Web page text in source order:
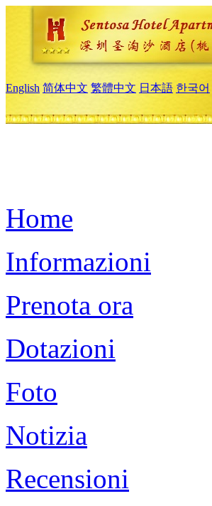
English 简体中文 繁體中文 日本語 한국어
Home
Informazioni
Prenota ora
Dotazioni
Foto
Notizia
Recensioni